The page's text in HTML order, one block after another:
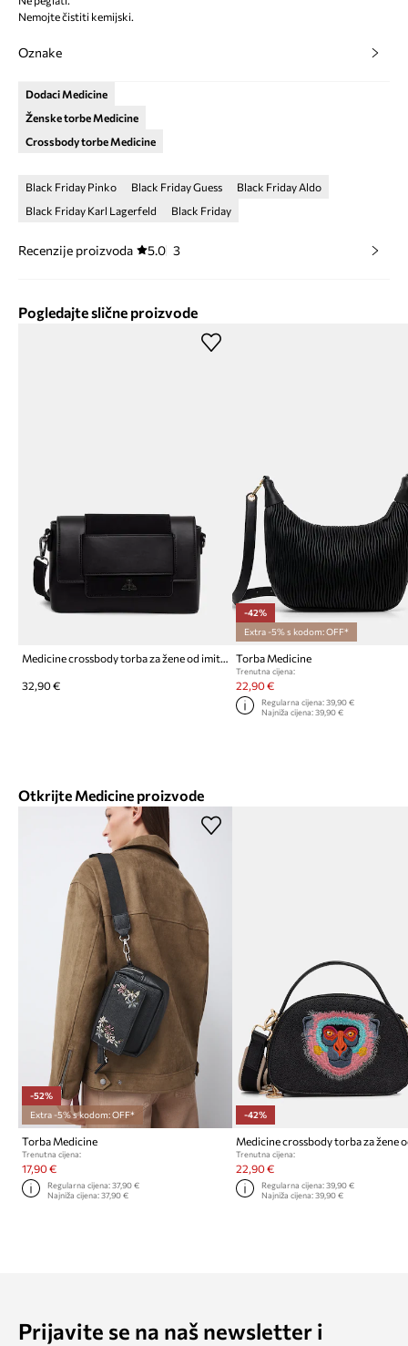
Nemojte čistiti kemijski.
Oznake
Dodaci Medicine
Ženske torbe Medicine
Crossbody torbe Medicine
Black Friday Pinko Black Friday Guess
Black Friday Aldo
Black Friday Karl Lagerfeld
Black Friday
Recenzije proizvoda 5.0 3
Pogledajte slične proizvode
Medicine crossbody torba za žene od imitacije kože
32,90 €
-42%
Extra -5% s kodom: OFF*
Torba Medicine
Trenutna cijena:
22,90 €
Regularna cijena: 39,90 €
Najniža cijena: 39,90 €
Otkrijte Medicine proizvode
-52%
Extra -5% s kodom: OFF*
Torba Medicine
Trenutna cijena:
17,90 €
Regularna cijena:37,90 €
Najniža cijena:37,90 €
-42%
Trenutna cijena:
22,90 €
Regularna cijena: 39,90 €
Najniža cijena: 39,90 €
Prijavite se na naš newsletter i